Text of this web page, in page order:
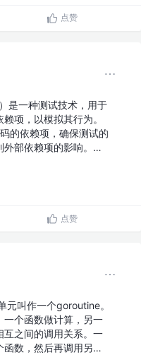
点赞
是一种测试技术，用于
项，以模拟其行为。
的依赖项，确保测试的
外部依赖项的影响。…
点赞
元叫作一个goroutine。
一个函数做计算，另一
互之间的调用关系。一
函数，然后再调用另…